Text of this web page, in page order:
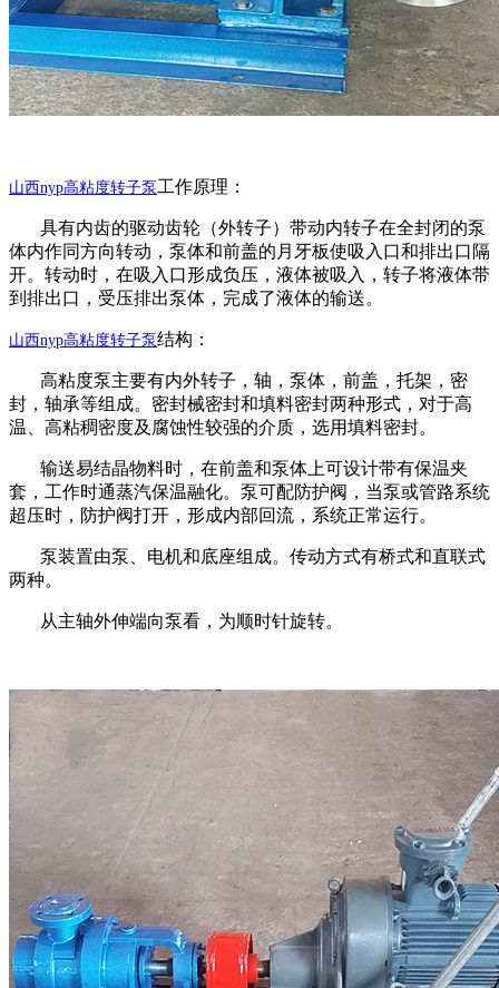
山西nyp高粘度转子泵 工作原理：
具有内齿的驱动齿轮（外转子）带动内转子在全封闭的泵
体内作同方向转动，泵体和前盖的月牙板使吸入口和排出口隔
开。转动时，在吸入口形成负压，液体被吸入，转子将液体带
到排出口，受压排出泵体，完成了液体的输送。
山西nyp高粘度转子泵结构：
高粘度泵主要有内外转子，轴，泵体，前盖，托架，密
封，轴承等组成。密封械密封和填料密封两种形式，对于高
温、高粘稠密度及腐蚀性较强的介质，选用填料密封。
输送易结晶物料时，在前盖和泵体上可设计带有保温夹
套，工作时通蒸汽保温融化。泵可配防护阀，当泵或管路系统
超压时，防护阀打开，形成内部回流，系统正常运行。
泵装置由泵、电机和底座组成。传动方式有桥式和直联式
两种。
从主轴外伸端向泵看，为顺时针旋转。